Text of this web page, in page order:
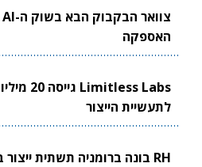
האספקה
לתעשיית הייצור
RH בונה ברומניה תשתית ייצור ביטחוני ישראלית